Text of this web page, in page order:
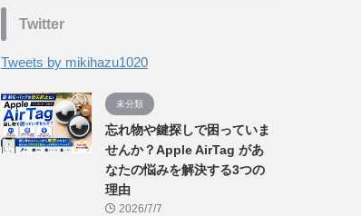
Twitter
Tweets by mikihazu1020
未分類
忘れ物や鍵探しで困っていま
せんか？Apple AirTag があ
なたの悩みを解決する3つの
理由
2026/7/7